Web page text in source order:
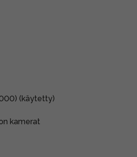
(käytetty)
kamerat